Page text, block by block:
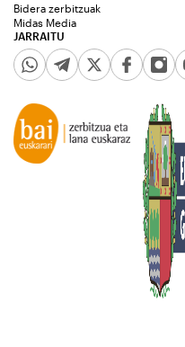
JARRAITU
Bidera zerbitzuak
Midas Media